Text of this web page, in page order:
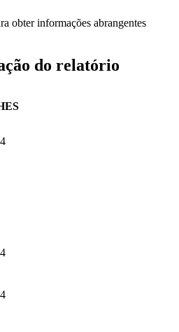
obter informações abrangentes
do relatório